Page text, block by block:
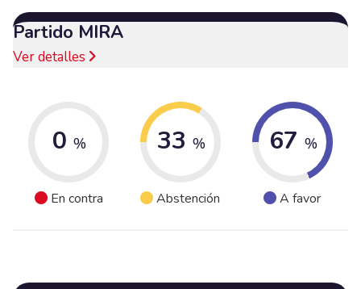
Partido MIRA
Ver detalles
0 %
En contra
33 %
Abstención
67 %
A favor